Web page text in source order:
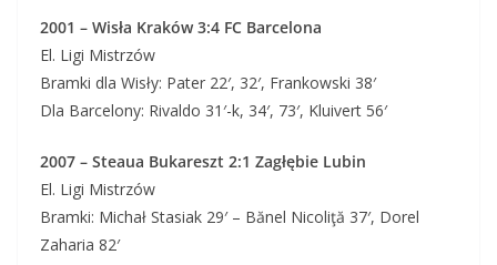
2001 – Wisła Kraków 3:4 FC Barcelona
El. Ligi Mistrzów
Bramki dla Wisły: Pater 22′, 32′, Frankowski 38′
Dla Barcelony: Rivaldo 31′-k, 34′, 73′, Kluivert 56′
2007 – Steaua Bukareszt 2:1 Zagłębie Lubin
El. Ligi Mistrzów
Bramki: Michał Stasiak 29′ – Bănel Nicoliţă 37′, Dorel
Zaharia 82′